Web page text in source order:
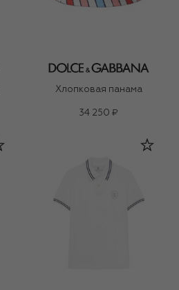
Хлопковая панама
34 250 ₽